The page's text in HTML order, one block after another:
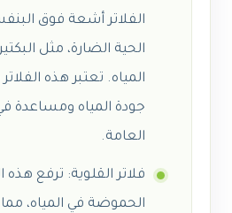
الفلاتر أشعة فوق
الحية الضارة، مثل
المياه. تعتبر هذه
جودة المياه ومساعدة
العامة.
فلاتر القلوية: ترفع
الحموضة في المياه،